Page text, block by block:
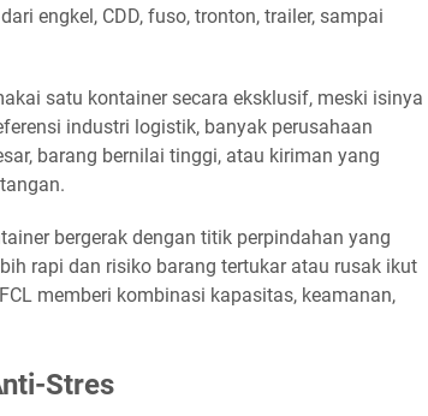
engkel, CDD, fuso, tronton, trailer, sampai
satu kontainer secara eksklusif, meski isinya
industri logistik, banyak perusahaan
barang bernilai tinggi, atau kiriman yang
bergerak dengan titik perpindahan yang
rapi dan risiko barang tertukar atau rusak ikut
memberi kombinasi kapasitas, keamanan,
Stres